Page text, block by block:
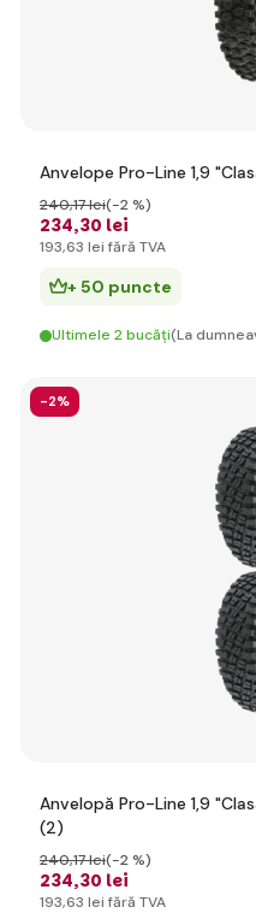
Anvelope Pro-Line 1,9
234,30 lei
240,17 lei(-2 %)
193,63 lei fără TVA
+ 50 puncte
Ultimele 2 bucăți(La
-2%
Anvelopă Pro-Line 1,9
(2)
234,30 lei
240,17 lei(-2 %)
193,63 lei fără TVA